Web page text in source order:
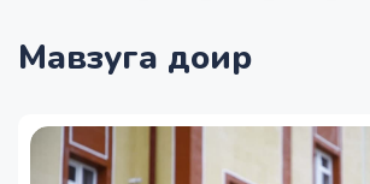
Мавзуга доир